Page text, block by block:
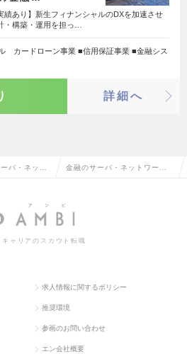
績あり】新生フィナンシャルのDXを加速させ
・構築・運用を担っ…
カードローン事業 ■信用保証事業 ■金融シス
詳細へ
バ・ネット 金融のサーバ・ネットワーク
一覧
キャリアのスカウト転職
求人情報に関するポリシー
推奨環境
参画のお問い合わせ
エン会社概要